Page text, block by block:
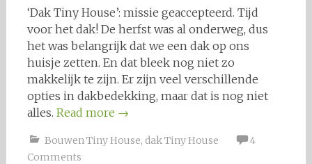
‘Dak Tiny House’: missie geaccepteerd. Tijd
voor het dak! De herfst was al onderweg, dus
het was belangrijk dat we een dak op ons
huisje zetten. En dat bleek nog niet zo
makkelijk te zijn. Er zijn veel verschillende
opties in dakbedekking, maar dat is nog niet
alles. Read more →
Bouwen Tiny House, dak Tiny House
4
Comments